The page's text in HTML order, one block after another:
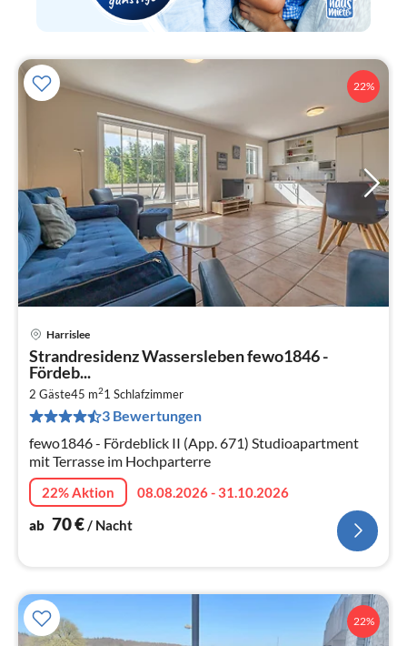
22%
Harrislee
Strandresidenz Wassersleben fewo1846 -
Fördeb...
2 Gäste45 m21 Schlafzimmer
3 Bewertungen
fewo1846 - Fördeblick II (App. 671) Studioapartment
mit Terrasse im Hochparterre
22% Aktion
08.08.2026 - 31.10.2026
ab 70€/ Nacht
22%